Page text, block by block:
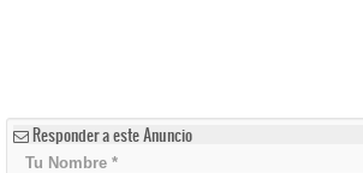
Responder a este Anuncio
Tu Nombre *